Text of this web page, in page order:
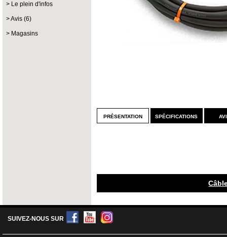
Le plein d'infos
Avis (6)
Magasins
présentation spécifications
SUIVEZ-NOUS SUR